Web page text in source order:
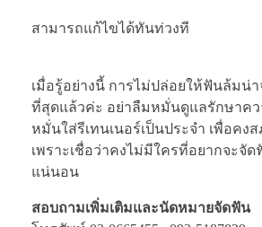
สามารถแก้ไขได้ทันท่วงที
เมื่อรู้อย่างนี้ การไม่ปล่อยให้ฟันล้มน่
ที่สุดแล้วค่ะ อย่าลืมหมั่นดูแลรักษาค
หมั่นใส่รีเทนเนอร์เป็นประจำ เพื่อคง
เพราะเชื่อว่าคงไม่มีใครที่อยากจะจั
แน่นอน
สอบถามเพิ่มเติมและนัดหมายจัดฟัน